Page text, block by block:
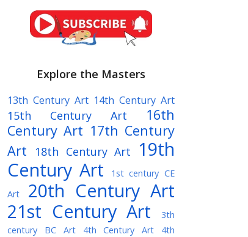
Explore the Masters
13th Century Art 14th Century Art
15th Century Art
16th
Century Art 17th Century
Art
18th Century Art
19th
Century Art
1st century CE
Art
20th Century Art
21st Century Art
3th
century BC Art
4th Century Art
4th